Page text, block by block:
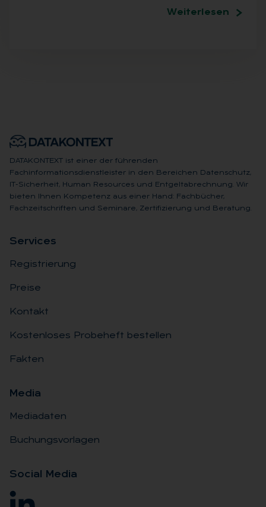
Weiterlesen
DATAKONTEXT ist einer der führenden
Fachinformationsdienstleister in den Bereichen Datenschutz,
IT-Sicherheit, Human Resources und Entgeltabrechnung. Wir
bieten Ihnen Kompetenz aus einer Hand: Fachbücher,
Fachzeitschriften und Seminare, Zertifizierung und Beratung.
Ser­vices
Registrierung
Preise
Kontakt
Kostenloses Probeheft bestellen
Fakten
Me­dia
Mediadaten
Buchungsvorlagen
So­ci­al Me­dia